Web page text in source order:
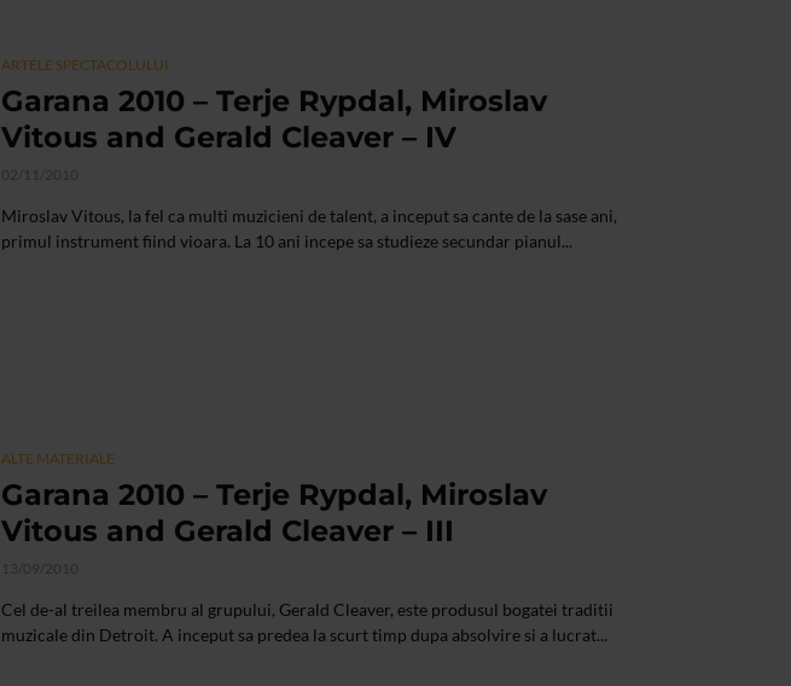
ARTELE SPECTACOLULUI
Garana 2010 – Terje Rypdal, Miroslav
Vitous and Gerald Cleaver – IV
02/11/2010
Miroslav Vitous, la fel ca multi muzicieni de talent, a inceput sa cante de la sase ani,
primul instrument fiind vioara. La 10 ani incepe sa studieze secundar pianul...
ALTE MATERIALE
Garana 2010 – Terje Rypdal, Miroslav
Vitous and Gerald Cleaver – III
13/09/2010
Cel de-al treilea membru al grupului, Gerald Cleaver, este produsul bogatei traditii
muzicale din Detroit. A inceput sa predea la scurt timp dupa absolvire si a lucrat...